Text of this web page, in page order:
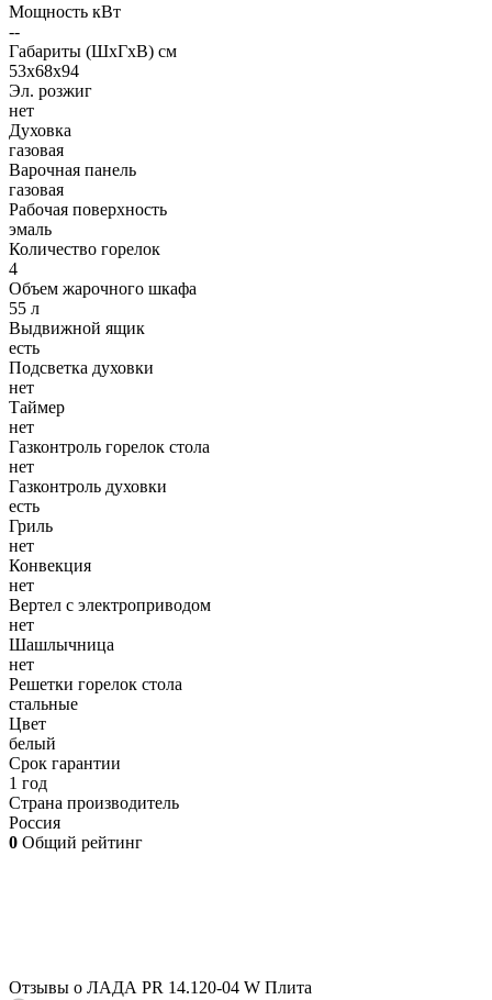
Мощность кВт
--
Габариты (ШхГхВ) см
53х68х94
Эл. розжиг
нет
Духовка
газовая
Варочная панель
газовая
Рабочая поверхность
эмаль
Количество горелок
4
Объем жарочного шкафа
55 л
Выдвижной ящик
есть
Подсветка духовки
нет
Таймер
нет
Газконтроль горелок стола
нет
Газконтроль духовки
есть
Гриль
нет
Конвекция
нет
Вертел с электроприводом
нет
Шашлычница
нет
Решетки горелок стола
стальные
Цвет
белый
Срок гарантии
1 год
Страна производитель
Россия
0 Общий рейтинг
Отзывы о ЛАДА PR 14.120-04 W Плита